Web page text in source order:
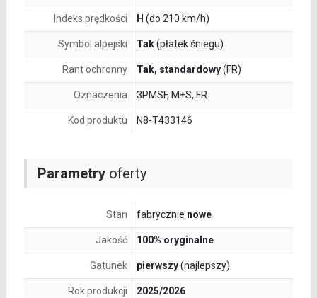
Parametryoferty
Stan fabrycznie nowe
Jakość 100% oryginalne
Gatunek pierwszy(najlepszy)
Rok produkcji 2025/2026
Indeks prędkości H (do 210 km/h)
Symbol alpejski Tak(płatek śniegu)
Rant ochronny Tak, standardowy(FR)
Oznaczenia 3PMSF, M+S, FR
Kod produktu N8-T433146